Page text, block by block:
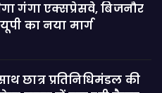
गंगा एक्सप्रेसवे, बिजनौर
का नया मार्ग
छात्र प्रतिनिधिमंडल की